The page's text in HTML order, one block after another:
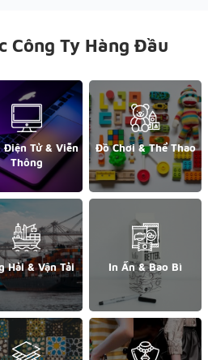
Công Ty Hàng Đầu
Điện Tử & Viễn
Thông
Đồ Chơi & Thể Thao
Hải & Vận Tải In Ấn & Bao Bì